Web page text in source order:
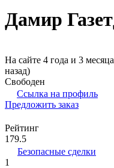
Дамир
На сайте 4 года и 3
назад)
Свободен
Ссылка на профиль
Предложить заказ
Рейтинг
179.5
Безопасные сделки
1